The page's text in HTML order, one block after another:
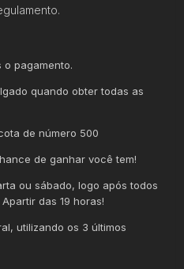
pagamento.
quando obter todas as
de número 500
de ganhar você tem!
ou sábado, logo após todos
das 19 horas!
utilizando os 3 últimos